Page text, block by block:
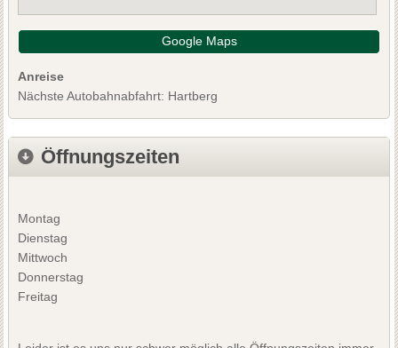
Google Maps
Anreise
Nächste Autobahnabfahrt: Hartberg
Öffnungszeiten
Montag
Dienstag
Mittwoch
Donnerstag
Freitag